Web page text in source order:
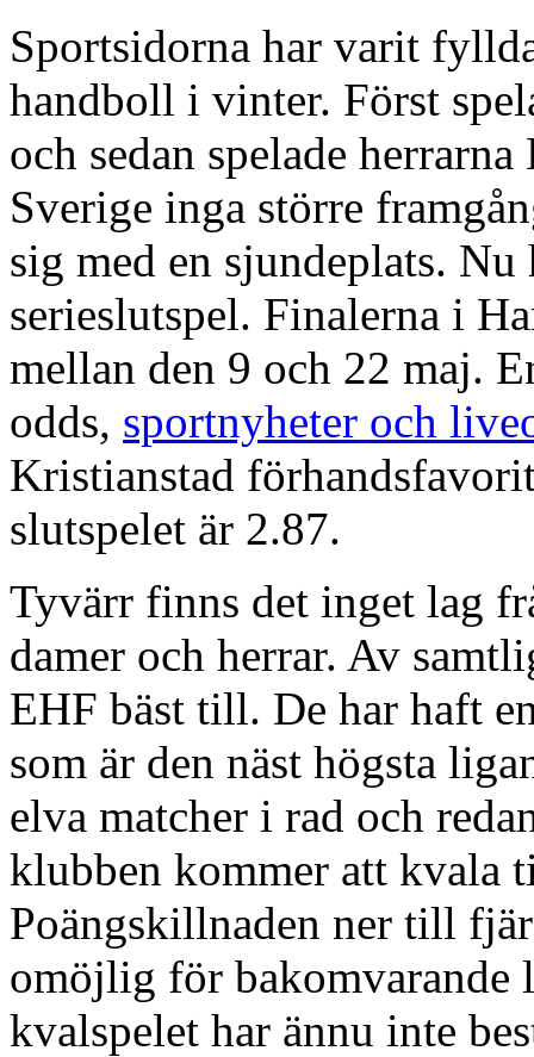
Sportsidorna har varit
handboll i vinter. Först
och sedan spelade
Sverige inga större
sig med en sjundeplats.
serieslutspel. Finalerna i
mellan den 9 och 22 maj.
odds, sportnyheter och
Kristianstad
slutspelet är 2.87.
Tyvärr finns det inget lag
damer och herrar. Av
EHF bäst till. De har haft
som är den näst högsta
elva matcher i rad och
klubben kommer att kvala
Poängskillnaden ner till
omöjlig för bakomvarande
kvalspelet har ännu inte